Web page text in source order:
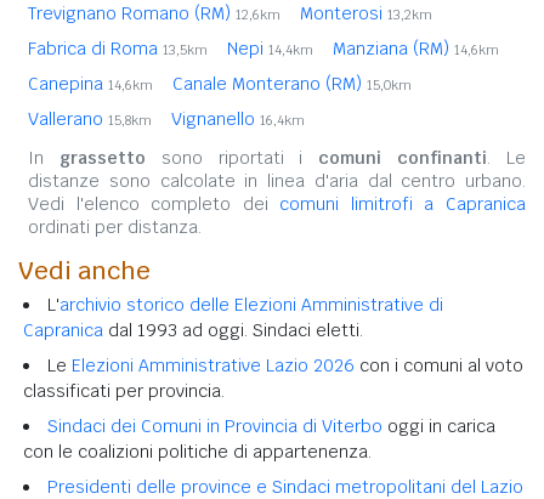
Trevignano Romano (RM) 12,6km Monterosi 13,2km
Fabrica di Roma 13,5km Nepi 14,4km Manziana (RM) 14,6km
Canepina 14,6km Canale Monterano (RM) 15,0km
Vallerano 15,8km Vignanello 16,4km
In grassetto sono riportati i comuni confinanti. Le
distanze sono calcolate in linea d'aria dal centro urbano.
Vedi l'elenco completo dei comuni limitrofi a Capranica
ordinati per distanza.
Vedi anche
L'archivio storico delle Elezioni Amministrative di
Capranica dal 1993 ad oggi. Sindaci eletti.
Le Elezioni Amministrative Lazio 2026 con i comuni al voto
classificati per provincia.
Sindaci dei Comuni in Provincia di Viterbo oggi in carica
con le coalizioni politiche di appartenenza.
Presidenti delle province e Sindaci metropolitani del Lazio